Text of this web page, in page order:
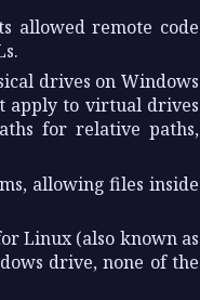
allowed remote code
drives on Windows
apply to virtual drives
for relative paths,
allowing files inside
Linux (also known as
drive, none of the